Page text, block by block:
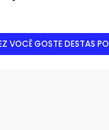
VOCÊ GOSTE DESTAS